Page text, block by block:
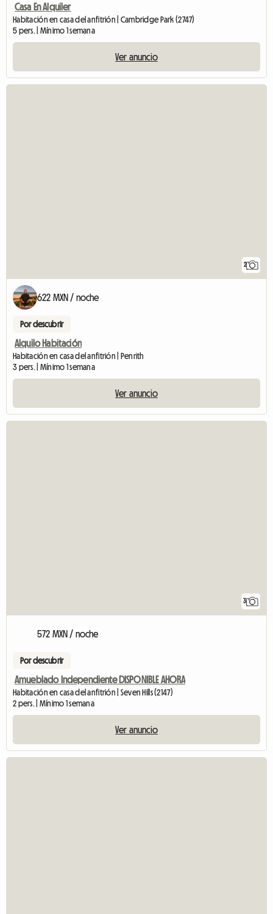
Casa En Alquiler
Habitación en casa del anfitrión | Cambridge Park (2747)
5 pers. | Mínimo 1 semana
Ver anuncio
2
622 MXN / noche
Por descubrir
Alquilo Habitación
Habitación en casa del anfitrión | Penrith
3 pers. | Mínimo 1 semana
Ver anuncio
3
572 MXN / noche
Por descubrir
Amueblado Independiente DISPONIBLE AHORA
Habitación en casa del anfitrión | Seven Hills (2147)
2 pers. | Mínimo 1 semana
Ver anuncio